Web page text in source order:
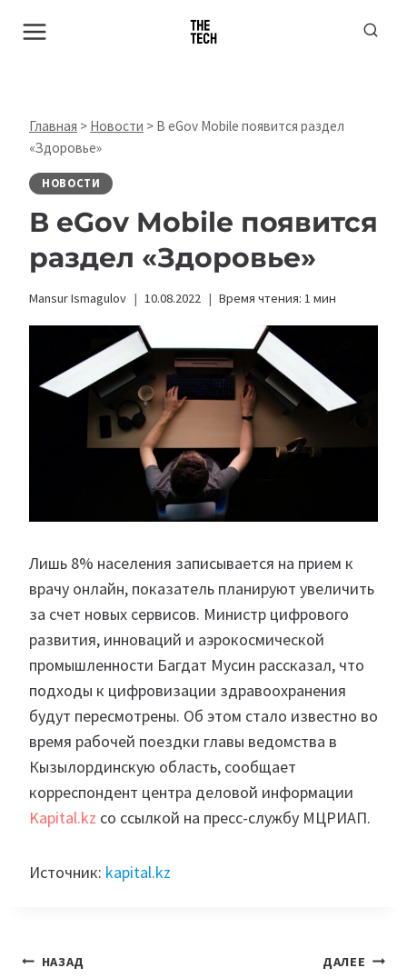
Главная > Новости > В eGov Mobile появится раздел
«Здоровье»
НОВОСТИ
В eGov Mobile появится
раздел «Здоровье»
Mansur Ismagulov 10.08.2022 Время чтения: 1 мин
Лишь 8% населения записывается на прием к
врачу онлайн, показатель планируют увеличить
за счет новых сервисов. Министр цифрового
развития, инноваций и аэрокосмической
промышленности Багдат Мусин рассказал, что
подходы к цифровизации здравоохранения
будут пересмотрены. Об этом стало известно во
время рабочей поездки главы ведомства в
Кызылординскую область, сообщает
корреспондент центра деловой информации
Kapital.kz со ссылкой на пресс-службу МЦРИАП.
Источник: kapital.kz
Навигация
НАЗАД ДАЛЕЕ